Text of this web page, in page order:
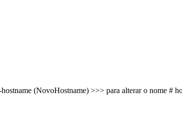
(NovoHostname) >>> para alterar o nome #